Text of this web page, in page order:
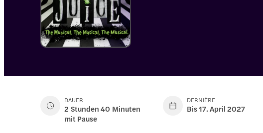
DAUER
2 Stunden 40 Minuten
mit Pause
DERNIÈRE
Bis 17. April 2027